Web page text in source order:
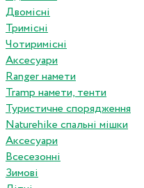
Двомісні
Тримісні
Чотиримісні
Аксесуари
Ranger намети
Tramp намети, тенти
Туристичне спорядження
Naturehike спальні мішки
Аксесуари
Всесезонні
Зимові